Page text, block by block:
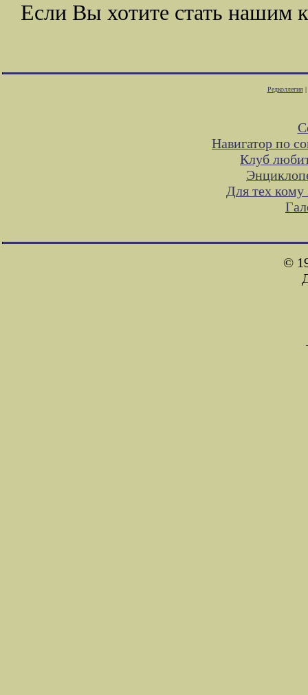
Если Вы хотите стать нашим
Редколлегия|
Навигатор по
Клуб
Для тех
©